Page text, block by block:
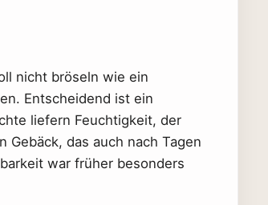
nicht bröseln wie ein
Entscheidend ist ein
liefern Feuchtigkeit, der
das auch nach Tagen
war früher besonders